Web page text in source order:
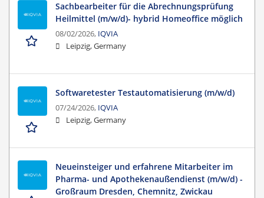
Sachbearbeiter für die Abrechnungsprüfung
Heilmittel (m/w/d)- hybrid Homeoffice möglich
08/02/2026, IQVIA
Leipzig, Germany
Softwaretester Testautomatisierung (m/w/d)
07/24/2026, IQVIA
Leipzig, Germany
Neueinsteiger und erfahrene Mitarbeiter im
Pharma- und Apothekenaußendienst (m/w/d) -
Großraum Dresden, Chemnitz, Zwickau